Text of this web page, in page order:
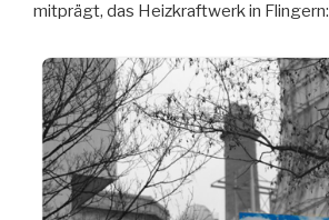
mitprägt, das Heizkraftwerk in Flingern: